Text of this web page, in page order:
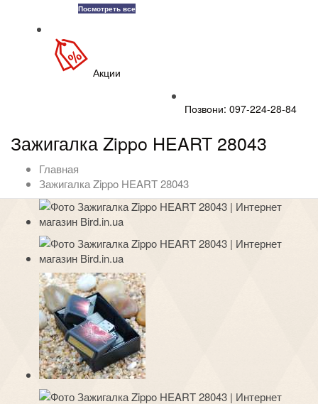
Посмотреть все
Акции
Позвони: 097-224-28-84
Зажигалка Zippo HEART 28043
Главная
Зажигалка Zippo HEART 28043